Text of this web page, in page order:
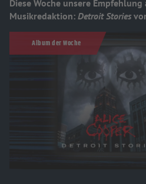
Diese Woche unsere Empfehlung
Musikredaktion: Detroit Stories
Album der Woche